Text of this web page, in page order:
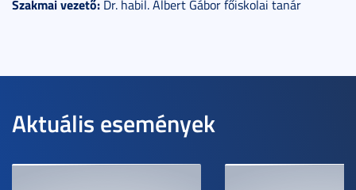
Szakmai vezető: Dr. habil. Albert Gábor főiskolai tanár
Aktuális események